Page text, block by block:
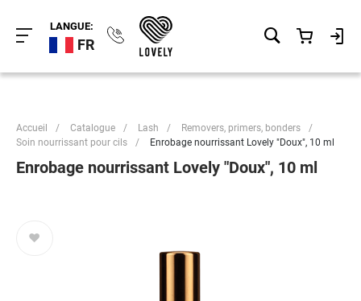
LANGUE:
FR
Accueil / Catalogue / Lash / Removers, primers, bonders
/
Soin nourrissant pour cils
/ Enrobage nourrissant Lovely "Doux", 10 ml
Enrobage nourrissant Lovely "Doux", 10 ml